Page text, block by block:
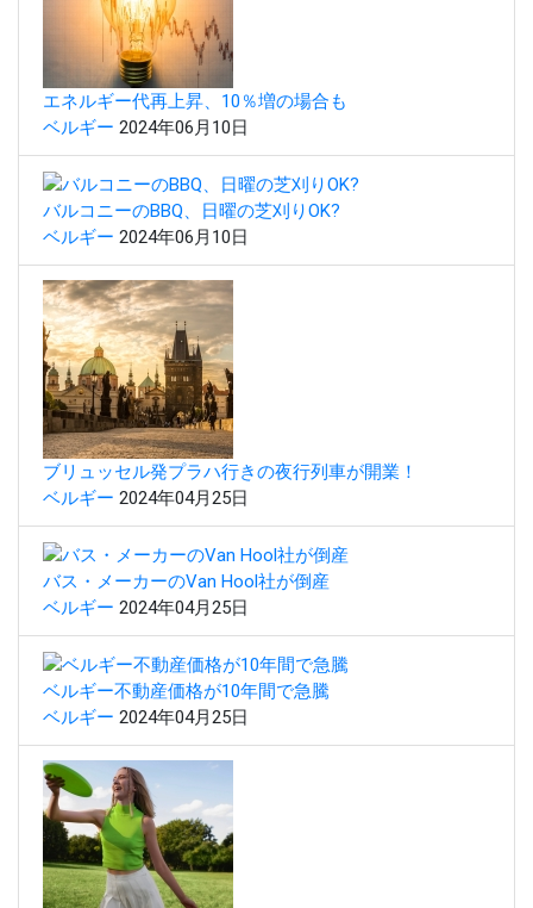
エネルギー代再上昇、10％増の場合も
ベルギー 2024年06月10日
バルコニーのBBQ、日曜の芝刈りOK?
ベルギー 2024年06月10日
ブリュッセル発プラハ行きの夜行列車が開業！
ベルギー 2024年04月25日
バス・メーカーのVan Hool社が倒産
ベルギー 2024年04月25日
ベルギー不動産価格が10年間で急騰
ベルギー 2024年04月25日